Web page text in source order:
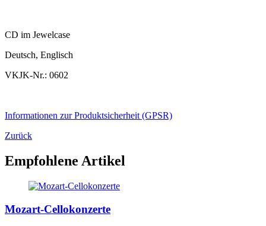
CD im Jewelcase
Deutsch, Englisch
VKJK-Nr.: 0602
Informationen zur Produktsicherheit (GPSR)
Zurück
Empfohlene Artikel
Mozart-Cellokonzerte